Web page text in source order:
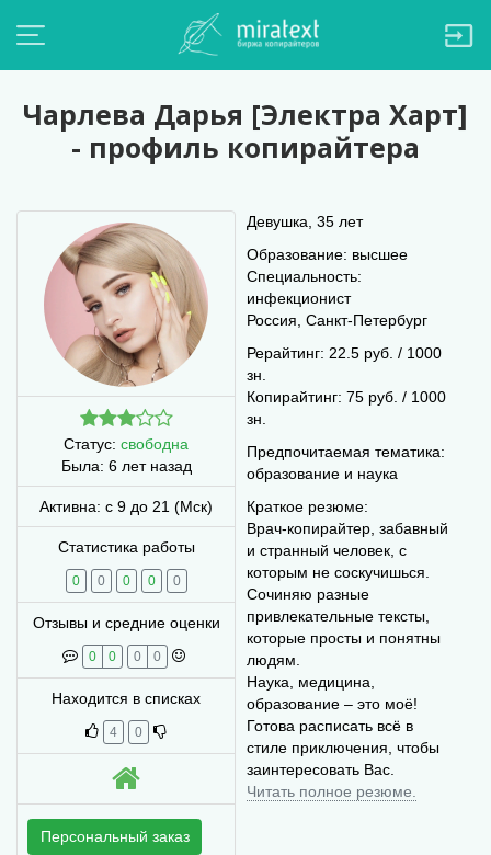
Чарлева Дарья [Электра Харт]
- профиль копирайтера
Статус: свободна
Была: 6 лет назад
Активна: с 9 до 21 (Мск)
Статистика работы
0 0 0 0 0
Отзывы и средние оценки
0 0 0 0
Находится в списках
4 0
Персональный заказ
Девушка, 35 лет
Образование: высшее
Специальность:
инфекционист
Россия, Санкт-Петербург
Рерайтинг: 22.5 руб. / 1000
зн.
Копирайтинг: 75 руб. / 1000
зн.
Предпочитаемая тематика:
образование и наука
Краткое резюме:
Врач-копирайтер, забавный
и странный человек, с
которым не соскучишься.
Сочиняю разные
привлекательные тексты,
которые просты и понятны
людям.
Наука, медицина,
образование – это моё!
Готова расписать всё в
стиле приключения, чтобы
заинтересовать Вас.
Читать полное резюме.